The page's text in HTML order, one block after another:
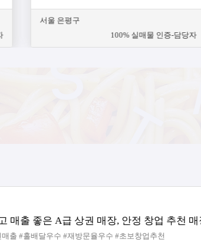
경
경기 하남시
100% 실매물 인증-담당자 직접확인
구많음 #안정적운영 #빠른회전율 #가성비맛집